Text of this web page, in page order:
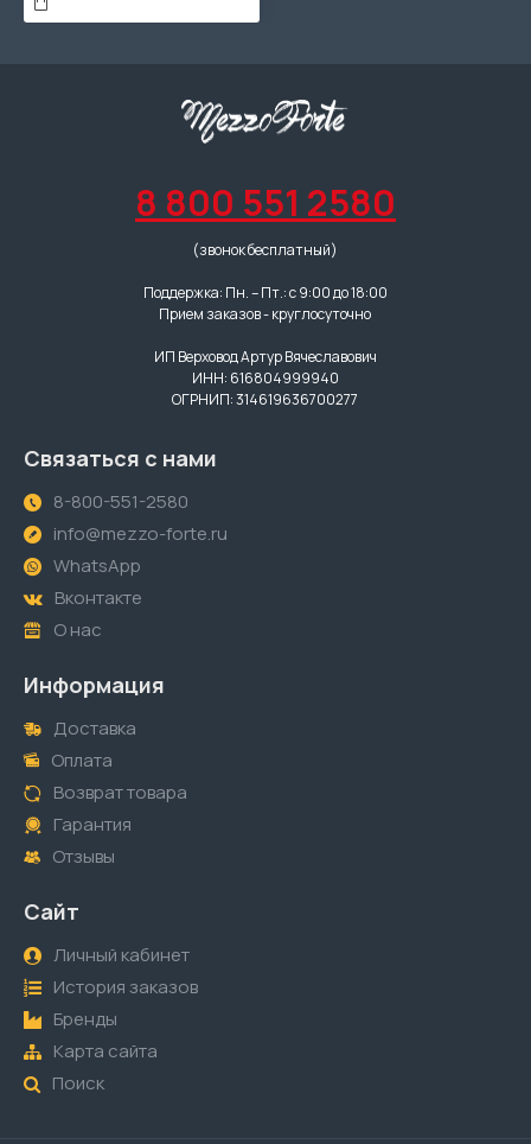
8 800 551 2580
(звонок бесплатный)
Поддержка: Пн. – Пт.: с 9:00 до 18:00
Прием заказов - круглосуточно
ИП Верховод Артур Вячеславович
ИНН: 616804999940
ОГРНИП: 314619636700277
Связаться с нами
8-800-551-2580
info@mezzo-forte.ru
WhatsApp
Вконтакте
О нас
Информация
Доставка
Оплата
Возврат товара
Гарантия
Отзывы
Сайт
Личный кабинет
История заказов
Бренды
Карта сайта
Поиск